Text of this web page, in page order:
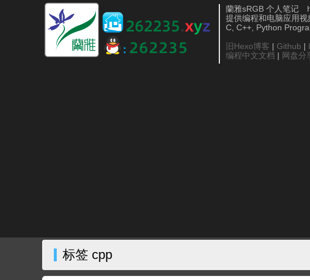
蘭雅sRGB 个人笔记
提供编程和电脑应用
C, C++, Python
旧Hexo博客 | Github |
编程中文文档 | 网盘分
标签 cpp